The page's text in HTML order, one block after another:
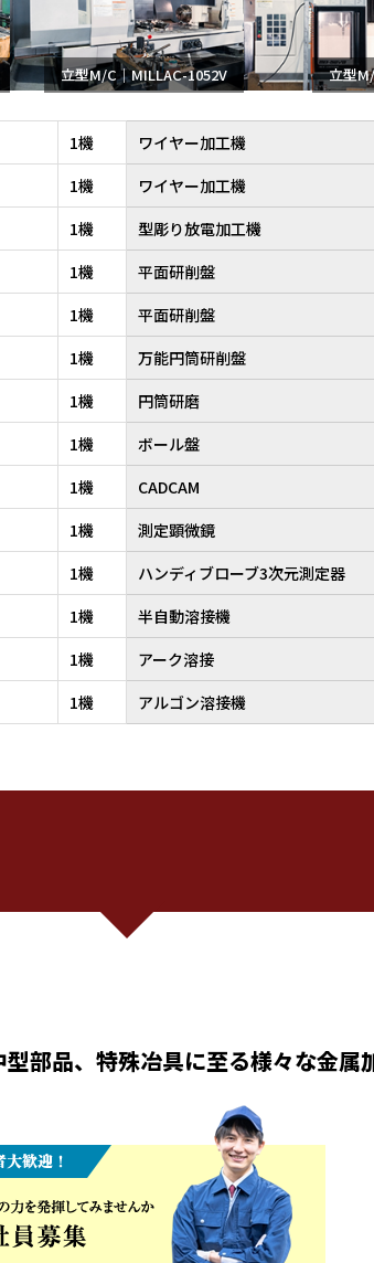
立型M/C｜MILLAC-1052V 立型
1機
1機
1機
1機
1機
1機
1機
1機
1機
1機
1機
1機
1機
1機
ワイヤー加工機
ワイヤー加工機
型彫り放電加工機
平面研削盤
平面研削盤
万能円筒研削盤
円筒研磨
ボール盤
CADCAM
測定顕微鏡
ハンディブローブ3次元測定器
半自動溶接機
アーク溶接
アルゴン溶接機
部品、特殊冶具に至る様々な金属